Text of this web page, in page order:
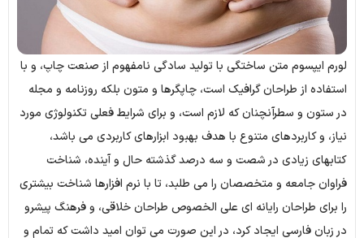
لورم ایپسوم متن ساختگی با تولید سادگی نامفهوم از صنعت چاپ، و با
استفاده از طراحان گرافیک است، چاپگرها و متون بلکه روزنامه و مجله
در ستون و سطرآنچنان که لازم است، و برای شرایط فعلی تکنولوژی مورد
نیاز، و کاربردهای متنوع با هدف بهبود ابزارهای کاربردی می باشد،
کتابهای زیادی در شصت و سه درصد گذشته حال و آینده، شناخت
فراوان جامعه و متخصصان را می طلبد، تا با نرم افزارها شناخت بیشتری
را برای طراحان رایانه ای علی الخصوص طراحان خلاقی، و فرهنگ پیشرو
در زبان فارسی ایجاد کرد، در این صورت می توان امید داشت که تمام و